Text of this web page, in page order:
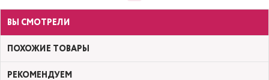
ВЫ СМОТРЕЛИ
ПОХОЖИЕ ТОВАРЫ
РЕКОМЕНДУЕМ